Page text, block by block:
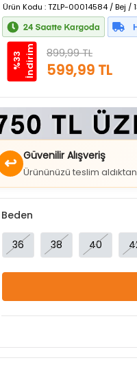
Ürün Kodu : TZLP-00014584 / Bej /
%
3
3
İ
n
d
i
r
i m 899,99 TL
599,99 TL
↩ Güvenilir Alışveriş
Ürününüzü teslim
36